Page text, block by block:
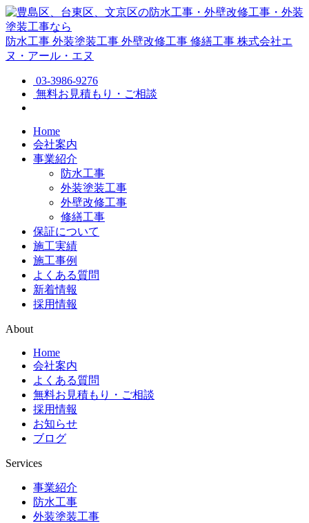
防水工事 外装塗装工事 外壁改修工事 修繕工事 株式会社エ
ヌ・アール・エヌ
03-3986-9276
無料お見積もり・ご相談
Home
会社案内
事業紹介
防水工事
外装塗装工事
外壁改修工事
修繕工事
保証について
施工実績
施工事例
よくある質問
新着情報
採用情報
About
Home
会社案内
よくある質問
無料お見積もり・ご相談
採用情報
お知らせ
ブログ
Services
事業紹介
防水工事
外装塗装工事